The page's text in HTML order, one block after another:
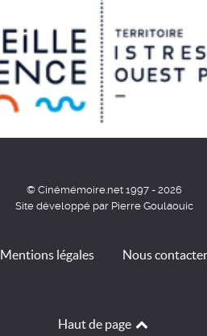
© Cinémémoire.net 1997 - 2026
Site développé par Pierre Goulaouic
Mentions légales Nous contacter
Haut de page